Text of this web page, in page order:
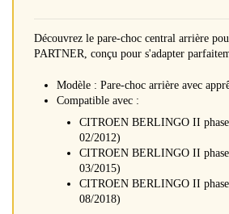
Découvrez le pare-choc central arrière
PARTNER, conçu pour s'adapter
Modèle : Pare-choc arrière avec
Compatible avec :
CITROEN BERLINGO II
02/2012)
CITROEN BERLINGO II
03/2015)
CITROEN BERLINGO II
08/2018)